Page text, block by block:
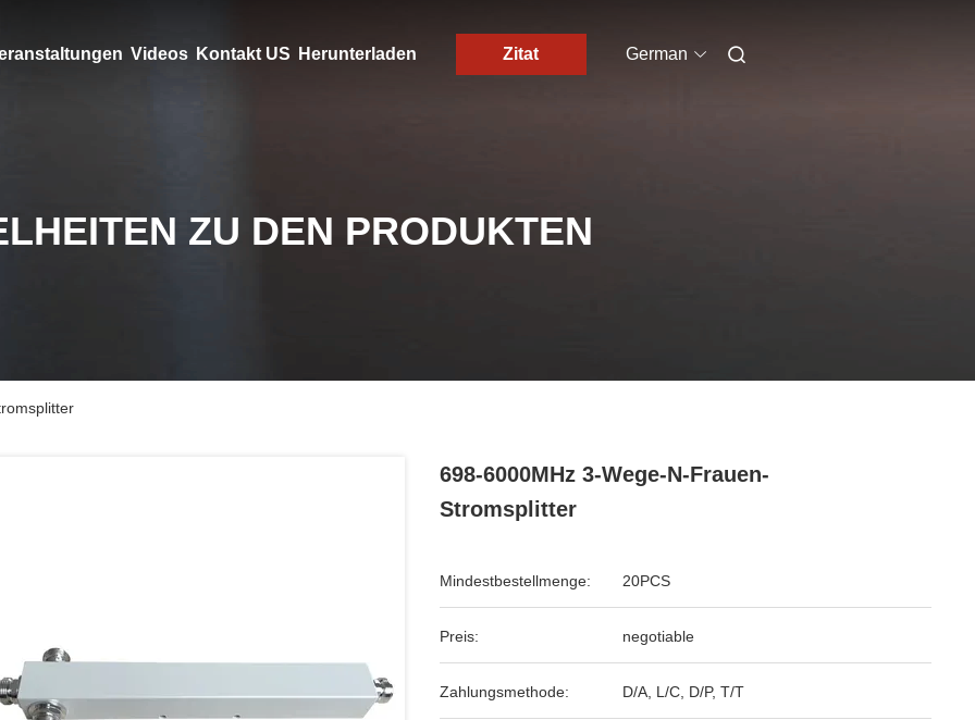
Videos Kontakt US Herunterladen Zitat German
ZU DEN PRODUKTEN
698-6000MHz 3-Wege-N-Frauen-
Stromsplitter
Mindestbestellmenge: 20PCS
Preis: negotiable
Zahlungsmethode: D/A, L/C, D/P, T/T